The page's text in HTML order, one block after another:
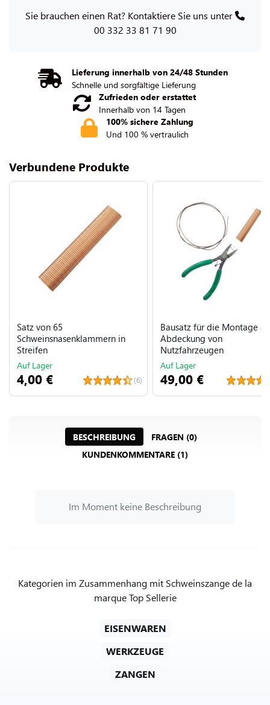
Sie brauchen einen Rat? Kontaktiere Sie uns unter
00 332 33 81 71 90
Lieferung innerhalb von 24/48 Stunden
Schnelle und sorgfältige Lieferung
Zufrieden oder erstattet
Innerhalb von 14 Tagen
100% sichere Zahlung
Und 100 % vertraulich
Verbundene Produkte
Satz von 65
Schweinsnasenklammern in
Streifen
(6)
Auf Lager
4,00 €
Bausatz für die Montage
Abdeckung von
Nutzfahrzeugen
Auf Lager
49,00 €
BESCHREIBUNG
FRAGEN (0)
KUNDENKOMMENTARE (1)
Im Moment keine Beschreibung
Kategorien im Zusammenhang mit Schweinszange de la
marque Top Sellerie
EISENWAREN
WERKZEUGE
ZANGEN